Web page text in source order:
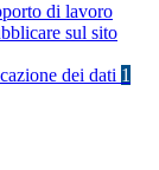
di lavoro
sul sito
dei dati 1